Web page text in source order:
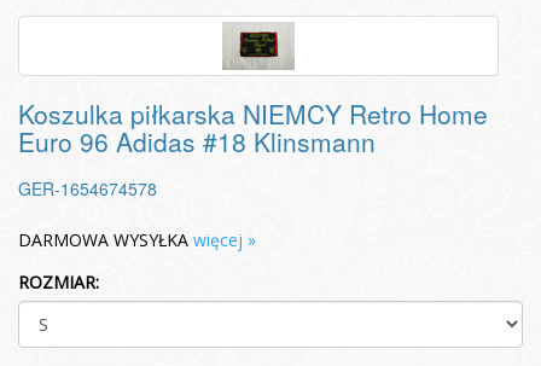
Koszulka piłkarska NIEMCY Retro Home
Euro 96 Adidas #18 Klinsmann
GER-1654674578
DARMOWA WYSYŁKA więcej »
ROZMIAR: